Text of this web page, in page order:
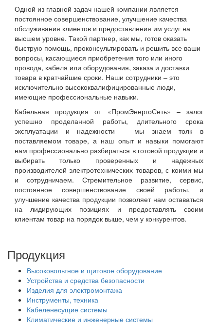
Одной из главной задач нашей компании является
постоянное совершенствование, улучшение качества
обслуживания клиентов и предоставления им услуг на
высшем уровне. Такой партнер, как мы, готов оказать
быструю помощь, проконсультировать и решить все ваши
вопросы, касающиеся приобретения того или иного
провода, кабеля или оборудования, заказа и доставки
товара в кратчайшие сроки. Наши сотрудники – это
исключительно высококвалифицированные люди,
имеющие профессиональные навыки.
Кабельная продукция от «ПромЭнергоСеть» – залог
успешно проделанной работы, длительного срока
эксплуатации и надежности – мы знаем толк в
поставляемом товаре, а наш опыт и навыки помогают
нам профессионально разбираться в готовой продукции и
выбирать только проверенных и надежных
производителей электротехнических товаров, с коими мы
и сотрудничаем. Стремительное развитие, сервис,
постоянное совершенствование своей работы, и
улучшение качества продукции позволяет нам оставаться
на лидирующих позициях и предоставлять своим
клиентам товар на порядок выше, чем у конкурентов.
Продукция
Высоковольтное и щитовое оборудование
Устройства и средства безопасности
Изделия для электромонтажа
Инструменты, техника
Кабеленесущие системы
Климатические и инженерные системы